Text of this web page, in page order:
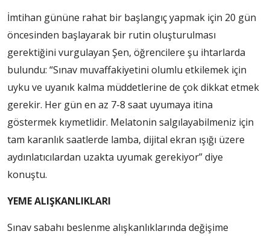
İmtihan gününe rahat bir başlangıç yapmak için 20 gün
öncesinden başlayarak bir rutin oluşturulması
gerektiğini vurgulayan Şen, öğrencilere şu ihtarlarda
bulundu: “Sınav muvaffakiyetini olumlu etkilemek için
uyku ve uyanık kalma müddetlerine de çok dikkat etmek
gerekir. Her gün en az 7-8 saat uyumaya itina
göstermek kıymetlidir. Melatonin salgılayabilmeniz için
tam karanlık saatlerde lamba, dijital ekran ışığı üzere
aydınlatıcılardan uzakta uyumak gerekiyor” diye
konuştu.
YEME ALIŞKANLIKLARI
Sınav sabahı beslenme alışkanlıklarında değişime